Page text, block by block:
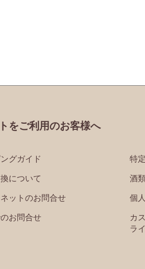
をご利用のお客様へ
グガイド
について
ットのお問合せ
お問合せ
特
酒
個
カ
ラ